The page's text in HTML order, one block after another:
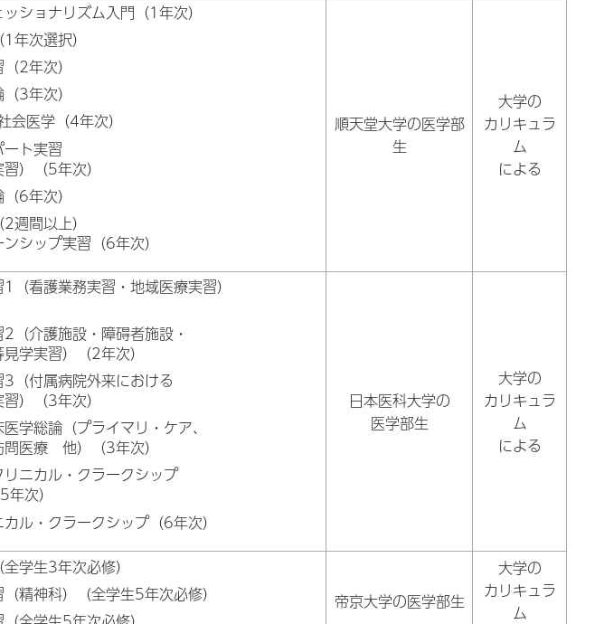
ショナリズム入門（1年次）
年次選択）
2年次）
3年次）
会医学（4年次）
ト実習
習）（5年次）
6年次）
週間以上）
シップ実習（6年次）
順天堂大学の医学部
生
大学の
カリキュラ
ム
による
（看護業務実習・地域医療実習）
（介護施設・障碍者施設・
学実習）（2年次）
（付属病院外来における
）（3年次）
学総論（プライマリ・ケア、
医療 他）（3年次）
ニカル・クラークシップ
年次）
ル・クラークシップ（6年次）
日本医科大学の
医学部生
大学の
カリキュラ
ム
による
学生3年次必修）
精神科）（全学生5年次必修）
帝京大学の医学部生
大学の
カリキュラ
ム